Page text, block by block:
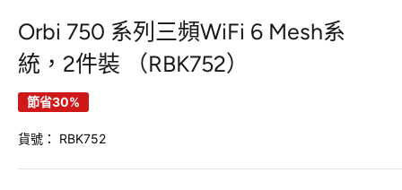
Orbi 750 系列三頻WiFi 6 Mesh系
統，2件裝 （RBK752）
節省30%
貨號： RBK752